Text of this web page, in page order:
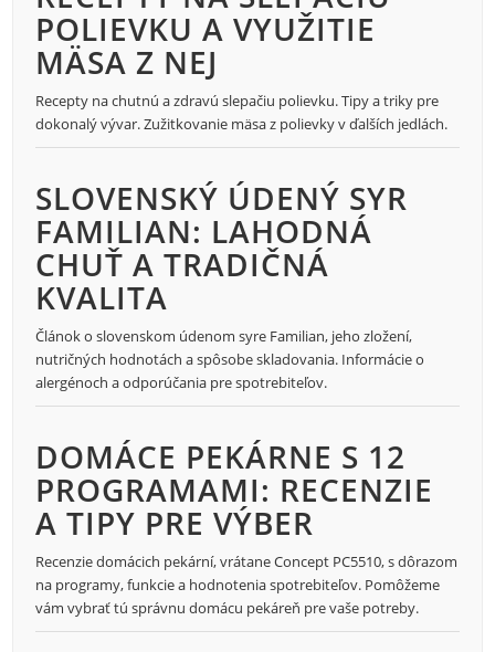
POLIEVKU A VYUŽITIE
MÄSA Z NEJ
Recepty na chutnú a zdravú slepačiu polievku. Tipy a triky pre
dokonalý vývar. Zužitkovanie mäsa z polievky v ďalších jedlách.
SLOVENSKÝ ÚDENÝ SYR
FAMILIAN: LAHODNÁ
CHUŤ A TRADIČNÁ
KVALITA
Článok o slovenskom údenom syre Familian, jeho zložení,
nutričných hodnotách a spôsobe skladovania. Informácie o
alergénoch a odporúčania pre spotrebiteľov.
DOMÁCE PEKÁRNE S 12
PROGRAMAMI: RECENZIE
A TIPY PRE VÝBER
Recenzie domácich pekární, vrátane Concept PC5510, s dôrazom
na programy, funkcie a hodnotenia spotrebiteľov. Pomôžeme
vám vybrať tú správnu domácu pekáreň pre vaše potreby.